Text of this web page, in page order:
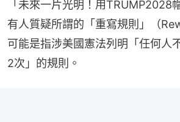
有人質疑所謂的「重寫規則」（
可能是指涉美國憲法列明「任何人
2次」的規則。